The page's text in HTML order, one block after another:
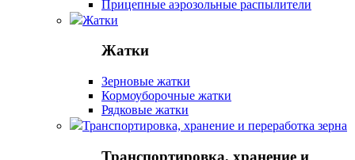
Прицепные аэрозольные распылители
Жатки
Жатки
Зерновые жатки
Кормоуборочные жатки
Рядковые жатки
Транспортировка, хранение и переработка зерна
Транспортировка, хранение и